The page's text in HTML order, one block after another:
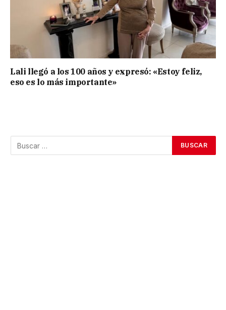
Lali llegó a los 100 años y expresó: «Estoy feliz,
eso es lo más importante»